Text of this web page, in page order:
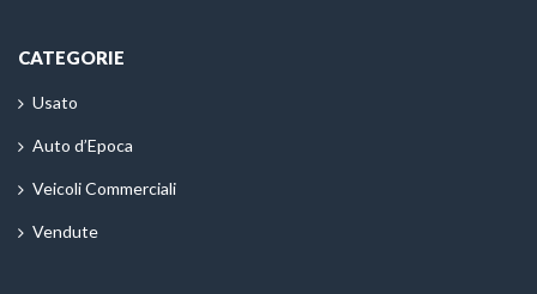
CATEGORIE
Usato
Auto d’Epoca
Veicoli Commerciali
Vendute